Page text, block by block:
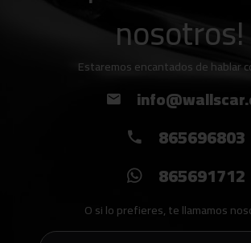
relativa al modelo, precio y
Wallscar Multimarca, tu concesionario de
nosotros!
Estaremos encantados de hablar
865696803
865691712
O si lo prefieres, te llamamos